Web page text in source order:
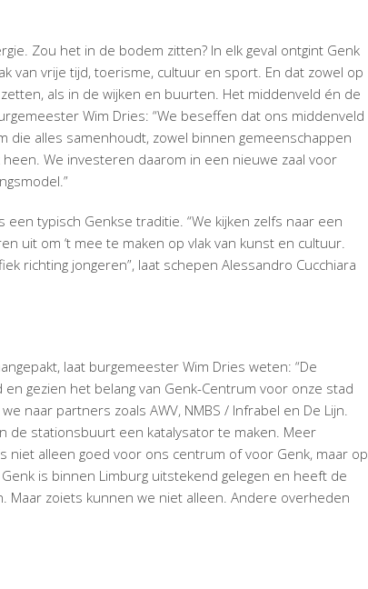
Zou het in de bodem zitten? In elk geval ontgint Genk
van vrije tijd, toerisme, cultuur en sport. En dat zowel op
als in de wijken en buurten. Het middenveld én de
Wim Dries: “We beseffen dat ons middenveld
die alles samenhoudt, zowel binnen gemeenschappen
We investeren daarom in een nieuwe zaal voor
typisch Genkse traditie. “We kijken zelfs naar een
uit om ‘t mee te maken op vlak van kunst en cultuur.
richting jongeren”, laat schepen Alessandro Cucchiara
laat burgemeester Wim Dries weten: “De
gezien het belang van Genk-Centrum voor onze stad
naar partners zoals AWV, NMBS / Infrabel en De Lijn.
de stationsbuurt een katalysator te maken. Meer
niet alleen goed voor ons centrum of voor Genk, maar op
is binnen Limburg uitstekend gelegen en heeft de
Maar zoiets kunnen we niet alleen. Andere overheden